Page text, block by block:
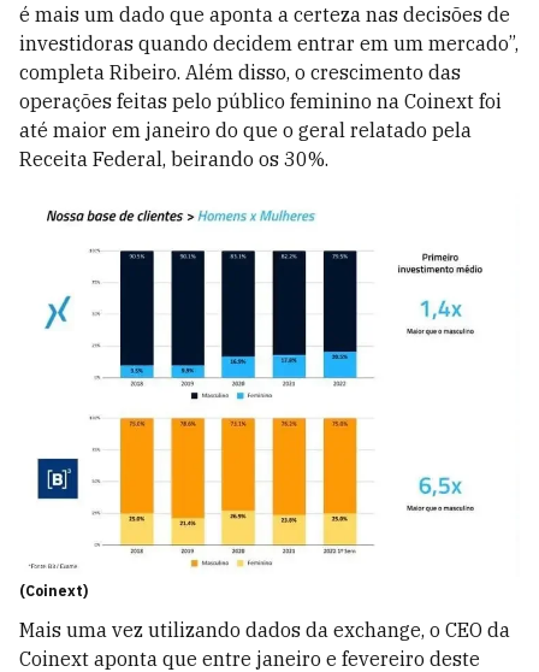
é mais um dado que aponta a certeza nas decisões de
investidoras quando decidem entrar em um mercado”,
completa Ribeiro. Além disso, o crescimento das
operações feitas pelo público feminino na Coinext foi
até maior em janeiro do que o geral relatado pela
Receita Federal, beirando os 30%.
(Coinext)
Mais uma vez utilizando dados da exchange, o CEO da
Coinext aponta que entre janeiro e fevereiro deste